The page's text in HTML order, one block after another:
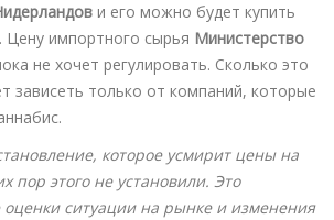
и его можно будет купить
. Цену импортного сырья Министерство
не хочет регулировать. Сколько это
зависеть только от компаний, которые
которое усмирит цены на
пор этого не установили. Это
оценки ситуации на рынке и изменения